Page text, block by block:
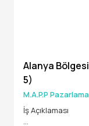
Alanya
5)
M.A.P.P Pazarlama
İş Açıklaması